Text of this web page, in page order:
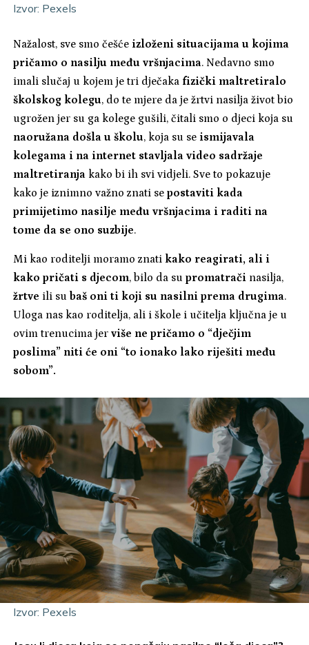
Izvor: Pexels
Nažalost, sve smo češće izloženi situacijama u kojima
pričamo o nasilju među vršnjacima. Nedavno smo
imali slučaj u kojem je tri dječaka fizički maltretiralo
školskog kolegu, do te mjere da je žrtvi nasilja život bio
ugrožen jer su ga kolege gušili, čitali smo o djeci koja su
naoružana došla u školu, koja su se ismijavala
kolegama i na internet stavljala video sadržaje
maltretiranja kako bi ih svi vidjeli. Sve to pokazuje
kako je iznimno važno znati sepostaviti kada
primijetimo nasilje među vršnjacima i raditi na
tome da se ono suzbije.
Mi kao roditelji moramo znati kako reagirati, ali i
kako pričati s djecom, bilo da supromatrači nasilja,
žrtve ili subaš oni ti koji su nasilni prema drugima.
Uloga nas kao roditelja, ali i škole i učitelja ključna je u
ovim trenucima jerviše ne pričamo o “dječjim
poslima” niti će oni “to ionako lako riješiti među
sobom”.
Izvor: Pexels